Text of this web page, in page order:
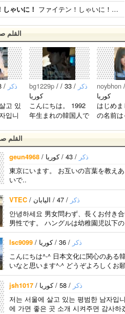
ゃいに！ ファイテン！しゃいに！ たくさん応援します！
القلم
‏‏ذكر
고 있
입니
친해
본에
개
겠
한국
드 해
bg1229p / ‏‏ذكر
/ 33 /
كوريا
こんにちは。 1992
年生まれの韓国人で
とは高校生の時から
興味を持ちました。
日本の好きなところ
は文化や食べ物で
気が..
noybhon /
كوريا
はじめ
の名前は
日本人
القلم
geun4968 / ‏‏ذكر / 43 / كوريا
東京にいます。 お互いの言葉を教え
いで..
VTEC / ‏‏ذكر / 47 / اليابان
안녕하세요 男女問わず、長くお付き
男性です。 ハングルは幼稚園児以下
lsc9099 / ‏‏ذكر / 36 / كوريا
こんにちは^-^ 日本文化に関心のある
いなと思います^-^ どうぞよろしくお
jsh1017 / ‏‏ذكر / 58 / كوريا
저는 서울에 살고 있는 평범한 남자입
에 가면 좋은 곳 소개 시켜주면 감사